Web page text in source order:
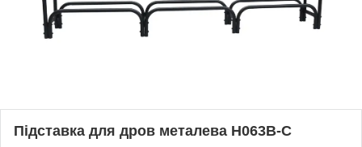
Підставка для дров металева H063B-C